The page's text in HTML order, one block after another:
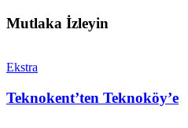
Mutlaka İzleyin
Ekstra
Teknokent’ten Teknoköy’e